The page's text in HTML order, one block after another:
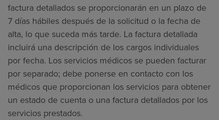
factura detallados se proporcionarán en un plazo de
7 días hábiles después de la solicitud o la fecha de
alta, lo que suceda más tarde. La factura detallada
incluirá una descripción de los cargos individuales
por fecha. Los servicios médicos se pueden facturar
por separado; debe ponerse en contacto con los
médicos que proporcionan los servicios para obtener
un estado de cuenta o una factura detallados por los
servicios prestados.